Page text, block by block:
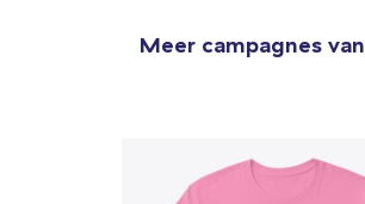
Meer campagnes van